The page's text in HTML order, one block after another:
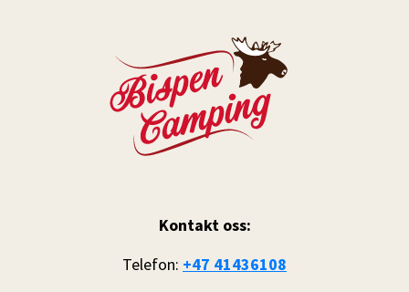
Kontakt oss:
Telefon: +47 41436108